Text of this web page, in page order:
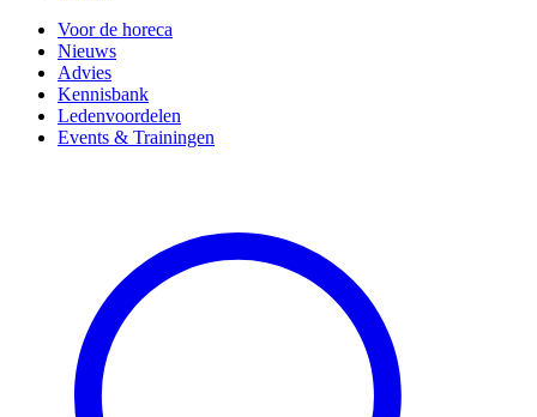
Voor de horeca
Nieuws
Advies
Kennisbank
Ledenvoordelen
Events & Trainingen